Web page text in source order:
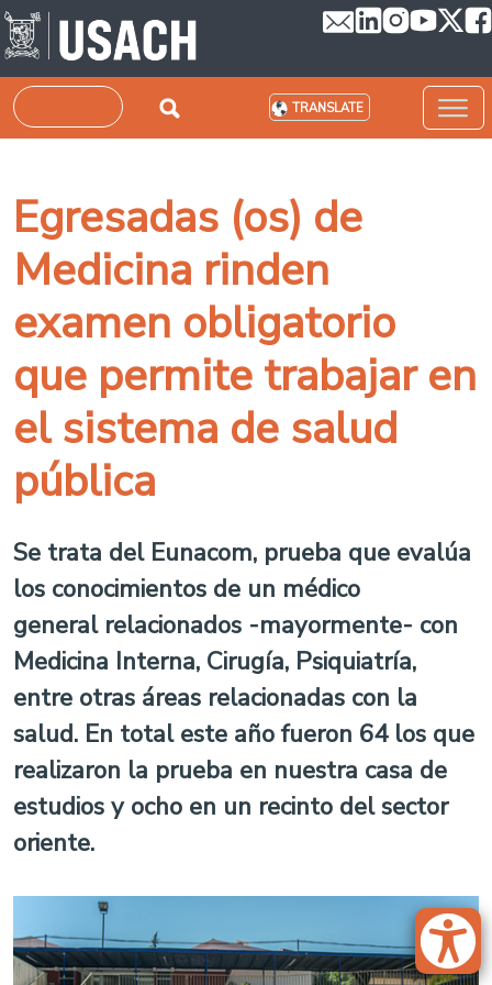
Skip to main content
Search TRANSLATE
Egresadas (os) de
Medicina rinden
examen obligatorio
que permite trabajar en
el sistema de salud
pública
Se trata del Eunacom, prueba que evalúa
los conocimientos de un médico
general relacionados -mayormente- con
Medicina Interna, Cirugía, Psiquiatría,
entre otras áreas relacionadas con la
salud. En total este año fueron 64 los que
realizaron la prueba en nuestra casa de
estudios y ocho en un recinto del sector
oriente.